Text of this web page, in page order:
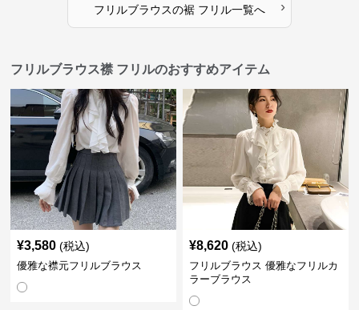
フリルブラウスの裾 フリル一覧へ ›
フリルブラウス襟 フリルのおすすめアイテム
¥3,580 (税込)
優雅な襟元フリルブラウス
¥8,620 (税込)
フリルブラウス 優雅なフリルカ
ラーブラウス